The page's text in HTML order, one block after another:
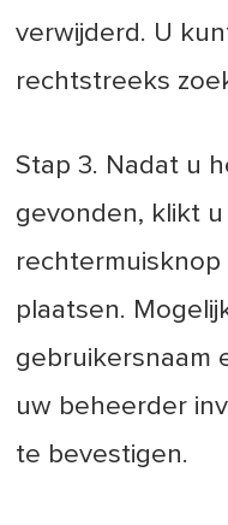
verwijderd. U
rechtstreeks
Stap 3. Nadat u
gevonden, klikt
plaatsen.
gebruikersnaam
uw beheerder
te bevestigen.